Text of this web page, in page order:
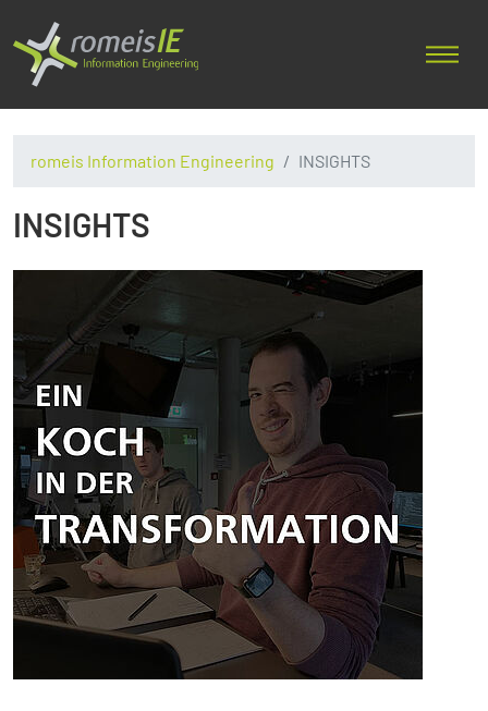
romeis Information Engineering INSIGHTS
INSIGHTS